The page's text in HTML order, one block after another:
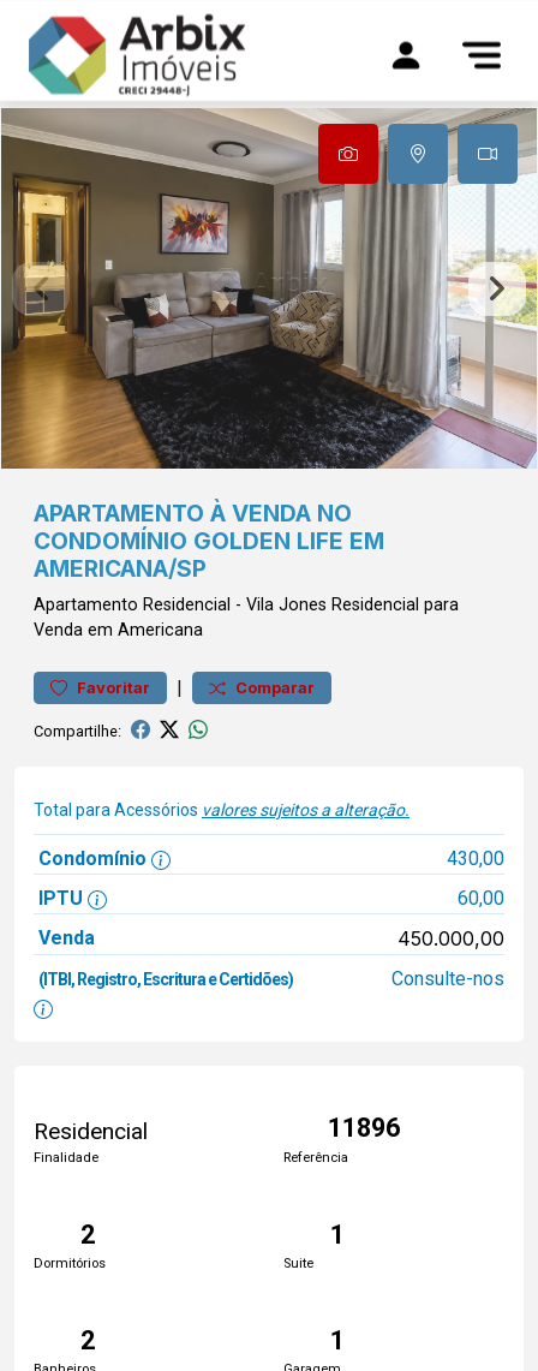
APARTAMENTO À VENDA NO
CONDOMÍNIO GOLDEN LIFE EM
AMERICANA/SP
Apartamento Residencial - Vila Jones Residencial para
Venda em Americana
Favoritar | Comparar
Compartilhe:
Total para Acessórios valores sujeitos a alteração.
Condomínio
430,00
IPTU
60,00
Venda
450.000,00
(ITBI, Registro, Escritura e Certidões) Consulte-nos
Residencial
Finalidade
11896
Referência
2
Dormitórios
1
Suite
2 1